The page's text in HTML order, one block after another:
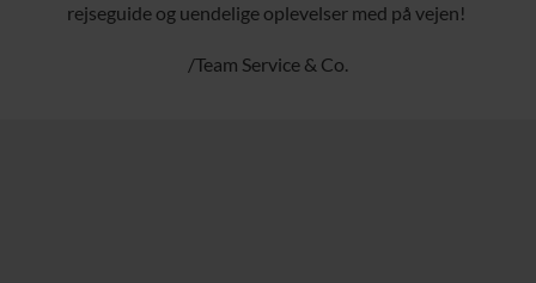
rejseguide og uendelige oplevelser med på vejen!
/Team Service & Co.